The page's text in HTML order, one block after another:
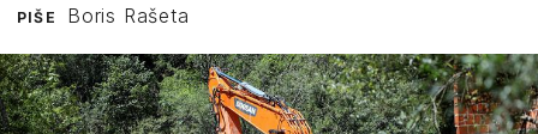
PIŠE Boris Rašeta